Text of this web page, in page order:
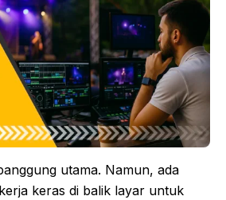
utama. Namun, ada
keras di balik layar untuk